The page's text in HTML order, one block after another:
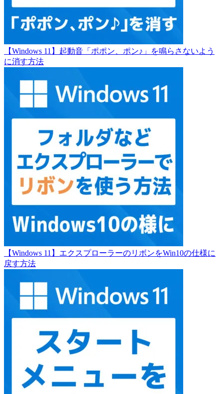
【Windows 11】起動音「ポポン、ポン♪」を鳴らさないよう
に消す方法
【Windows 11】エクスプローラーのリボンをWin10の仕様に
戻す方法